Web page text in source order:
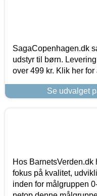
SagaCopenhagen.dk
udstyr til børn.
over 499 kr. Klik her
Se udvalget
Hos
fokus på kvalitet,
inden for målgruppen